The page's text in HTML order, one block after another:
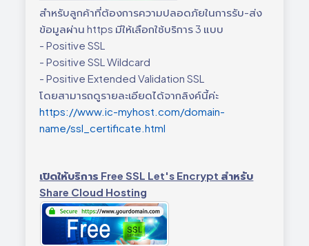
สำหรับลูกค้าที่ต้องการความปลอดภัยในการรับ-ส่ง
ข้อมูลผ่าน https มีให้เลือกใช้บริการ 3 แบบ
- Positive SSL
- Positive SSL Wildcard
- Positive Extended Validation SSL
โดยสามารถดูรายละเอียดได้จากลิงค์นี้ค่ะ
https://www.ic-myhost.com/domain-
name/ssl_certificate.html
เปิดให้บริการ Free SSL Let's Encrypt สำหรับ
Share Cloud Hosting